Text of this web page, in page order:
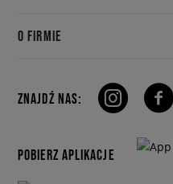
O FIRMIE
ZNAJDŹ NAS:
POBIERZ APLIKACJE